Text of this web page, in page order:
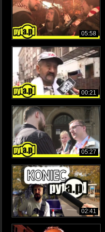
05:58
00:21
05:27
02:41